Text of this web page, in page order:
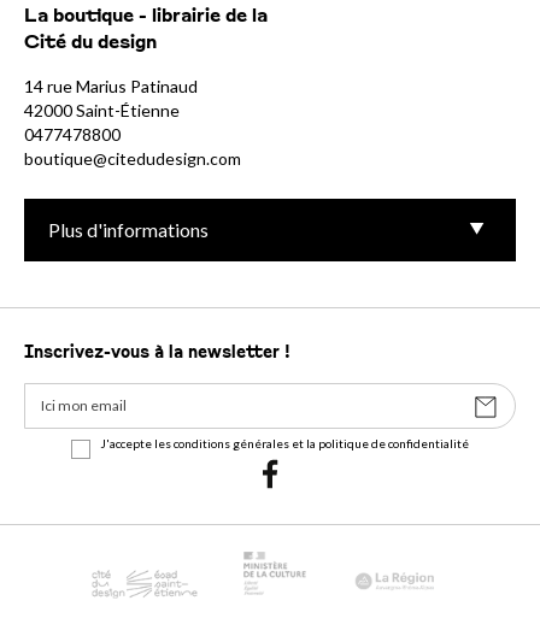
La boutique - librairie de la
Cité du design
14 rue Marius Patinaud
42000 Saint-Étienne
0477478800
boutique@citedudesign.com
Plus d'informations
Inscrivez-vous à la newsletter !
J'accepte les conditions générales et la politique de confidentialité